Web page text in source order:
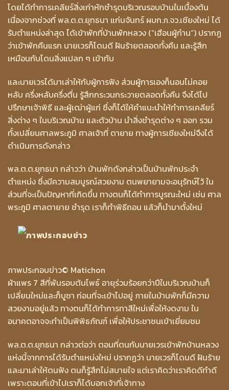
โดยได้ทำการเคลียร์สิ่งเก่าหักชำรุดบริเวณรอบบ้านในเบื้องต้น
เนื่องจากช่วงที่ พล.ต.ต.ยุทธนา แก่นจันทร์ ผบก.ภ.จว.เชียงใหม่ ได้
รับตำแหน่งล่าสุด ได้เข้าพักที่บ้านพักหลวง (“เฮือนผู้ก๋าน”) ปรากฏ
ว่าเข้าพักคืนแรก นายเวรก็โดนดี ฝันร้ายตลอดทั้งคืน และรู้สึก
เหมือนกับโดนสิ่งแปลก ๆ เข้าทับ
และนายเวรได้มาเล่าให้กับผู้การฟัง ส่วนผู้การเองก็นอนไม่คอย
หลับ ครึ่งหลับครึ่งตื่น รู้สึกกระวนกระวายตลอดทั้งคืน จึงได้ไป
ปรึกษาเจ้าพิธี และผู้เฒ่าผู้แก่ ซึ่งก็ได้ให้คำแนะนำให้ทำการเคลียร์
สิ่งต่าง ๆ ในบริเวณบ้าน และตัวบ้าน นำสิ่งชำรุดต่าง ๆ ออก รวม
ทั้งเปลี่ยนศาลพระภูมิ ศาลเจ้าที่ ตายาย ทางผู้การเชียงใหม่จึงได้
ดำเนินการดังกล่าว
พล.ต.ต.ยุทธนา กล่าวว่า บ้านพักดังกล่าวเป็นบ้านพักประจำ
ตำแหน่ง ซึ่งมีความสมบูรณ์สวยงาม ตนพยายามจะอนุรักษ์ไว้ ใน
ส่วนที่จะเป็นปัญหาที่เกิดขึ้น ทางตนก็ได้ทำการบูรณะใหม่ เช่น ศาล
พระภูมิ ศาลตายาย ชำรุด เราก็ทำพิธีถอน แล้วก็นำมาตั้งใหม่
ภาพประกอบข่าว© Matichon
ผ้าแพร 7 สีที่พันรอบต้นโพธ์ อายุร่วมร้อยกว่าปีในบริเวณบ้านก็
เปลี่ยนใหม่และก็บูชา ก่อนที่จะเข้าไปอยู่ ภายในบ้านพักก็มีความ
สวยงามอยู่แล้ว ทางตนก็ได้ทำการทาสีใหม่เพื่อให้งดงาม ใน
อนาคตอาจจะทำเป็นพิพิธภัณฑ์ เพื่อให้ประชาชนเข้าเยี่ยมชม
พล.ต.ต.ยุทธนา กล่าวต่อว่า ตอนที่ตนกับนายเวรเข้าพักบ้านหลวง
แห่งนี้จากการได้รับตำแหน่งใหม่ ปรากฏว่า นายเวรก็โดนดี ฝันร้าย
และมาเล่าให้ตนฟัง ตนก็รู้สึกไม่สบายใจ แต่เราคิดว่าเราคิดดีทำดี
เพราะตอนที่เข้าไปเราก็ได้บอกเจ้าที่เจ้าทาง